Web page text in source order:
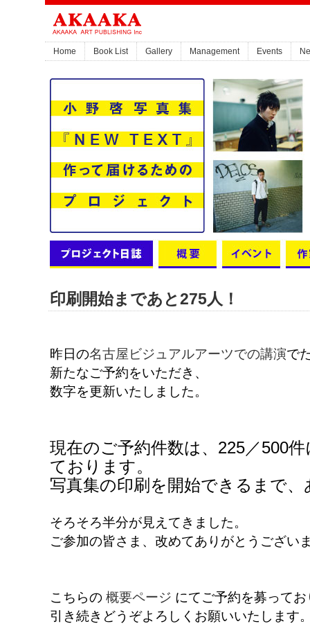
Home Book List Gallery Management Events
印刷開始まであと275人！
昨日の名古屋ビジュアルアーツでの講演で
新たなご予約をいただき、
数字を更新いたしました。
現在のご予約件数は、225／500
ております。
写真集の印刷を開始できるまで
そろそろ半分が見えてきました。
ご参加の皆さま、改めてありがとうござい
こちらの 概要ページ にてご予約を募って
引き続きどうぞよろしくお願いいたします